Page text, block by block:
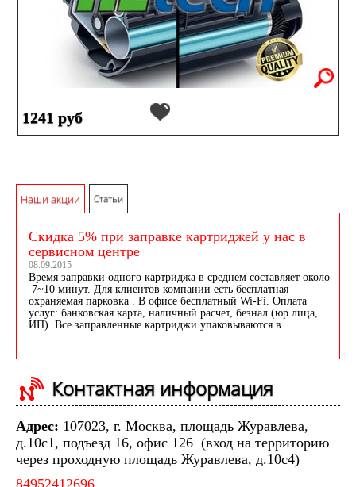
1241 руб
Наши акции
Скидка 5% при заправке картриджей у нас в
сервисном центре
08.09.2015
Время заправки одного картриджа в среднем составляет около
7~10 минут. Для клиентов компании есть бесплатная
охраняемая парковка . В офисе бесплатный Wi-Fi. Оплата
услуг: банковская карта, наличный расчет, безнал (юр.лица,
ИП). Все заправленные картриджи упаковываются в...
Статьи
Контактная информация
Адрес: 107023, г. Москва, площадь Журавлева,
д.10с1, подъезд 16, офис 126 (вход на территорию
через проходную площадь Журавлева, д.10с4)
84952412696